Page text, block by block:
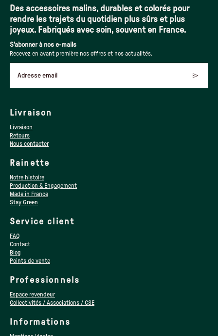
Des accessoires malins, durables et colorés pour
rendre les trajets du quotidien plus sûrs et plus
joyeux. Fabriqués avec soin, souvent en France.
S'abonner à nos e-mails
Recevez en avant première nos offres et nos actualités.
Adresse email
Livraison
Livraison
Retours
Nous contacter
Rainette
Notre histoire
Production & Engagement
Made in France
Stay Green
Service client
FAQ
Contact
Blog
Points de vente
Professionnels
Espace revendeur
Collectivités / Associations / CSE
Informations